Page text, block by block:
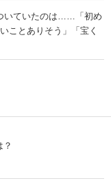
いていたのは……「初め
ことありそう」「宝く
？